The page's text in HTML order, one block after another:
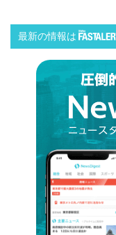
最新の情報は